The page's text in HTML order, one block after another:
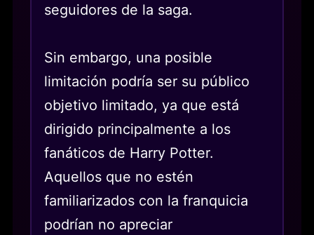
seguidores de la saga.
Sin embargo, una posible
limitación podría ser su público
objetivo limitado, ya que está
dirigido principalmente a los
fanáticos de Harry Potter.
Aquellos que no estén
familiarizados con la franquicia
podrían no apreciar